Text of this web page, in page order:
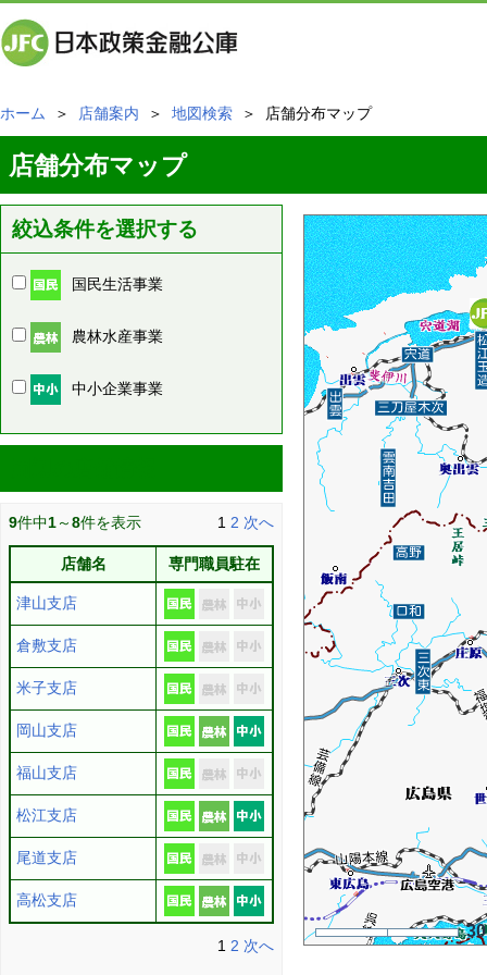
ホーム ＞ 店舗案内 ＞ 地図検索 ＞ 店舗分布マップ
店舗分布マップ
絞込条件を選択する
国民生活事業
農林水産事業
中小企業事業
9件中1～8件を表示 1 2 次へ
店舗名 専門職員駐在
津山支店
倉敷支店
米子支店
岡山支店
福山支店
松江支店
尾道支店
高松支店
1 2 次へ